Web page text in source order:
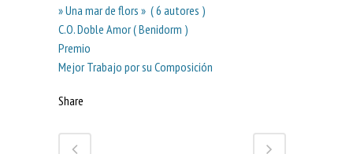
» Una mar de flors » ( 6 autores )
C.O. Doble Amor ( Benidorm )
Premio
Mejor Trabajo por su Composición
Share